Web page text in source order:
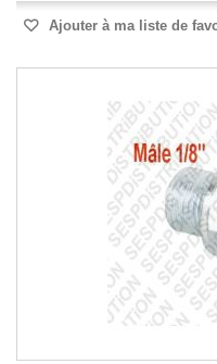
Ajouter à ma liste de